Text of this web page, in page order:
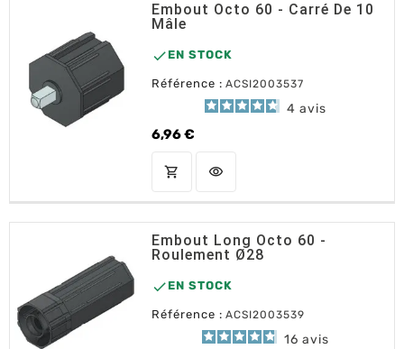
Embout Octo 60 - Carré De 10
Mâle
 EN STOCK
Référence : ACSI2003537
4avis
6,96 €
Prix
shopping_cart AJOUTER AU PANIER
visibility
Embout Long Octo 60 -
Roulement Ø28
 EN STOCK
Référence : ACSI2003539
16avis